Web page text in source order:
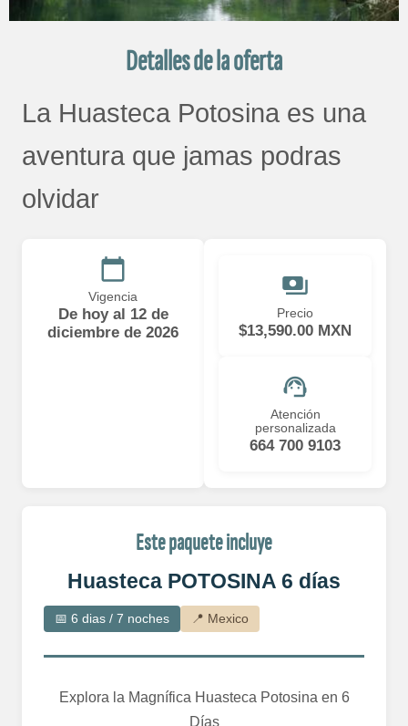
Detalles de la oferta
La Huasteca Potosina es una
aventura que jamas podras
olvidar
calendar_today
Vigencia
De hoy al 12 de
diciembre de 2026
payments
Precio
$13,590.00 MXN
support_agent
Atención
personalizada
664 700 9103
Este paquete incluye
Huasteca POTOSINA 6 días
📅 6 dias / 7 noches 📍 Mexico
Explora la Magnífica Huasteca Potosina en 6
Días